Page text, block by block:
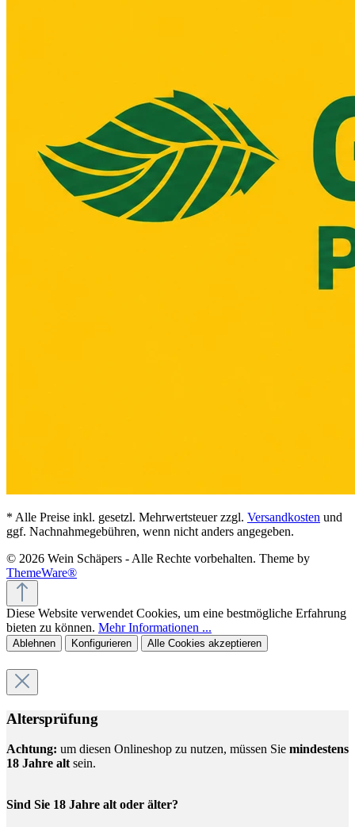
* Alle Preise inkl. gesetzl. Mehrwertsteuer zzgl. Versandkosten und
ggf. Nachnahmegebühren, wenn nicht anders angegeben.
© 2026 Wein Schäpers - Alle Rechte vorbehalten. Theme by
ThemeWare®
Diese Website verwendet Cookies, um eine bestmögliche Erfahrung
bieten zu können. Mehr Informationen ...
Ablehnen Konfigurieren Alle Cookies akzeptieren
Altersprüfung
Achtung: um diesen Onlineshop zu nutzen, müssen Sie mindestens
18 Jahre alt sein.
Sind Sie 18 Jahre alt oder älter?